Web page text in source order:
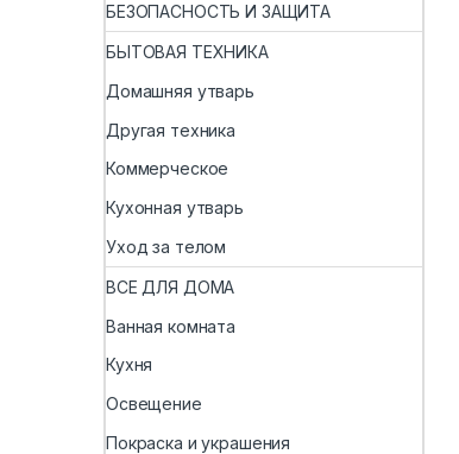
БЕЗОПАСНОСТЬ И ЗАЩИТА
БЫТОВАЯ ТЕХНИКА
Домашняя утварь
Другая техника
Коммерческое
Кухонная утварь
Уход за телом
ВСЕ ДЛЯ ДОМА
Ванная комната
Кухня
Освещение
Покраска и украшения